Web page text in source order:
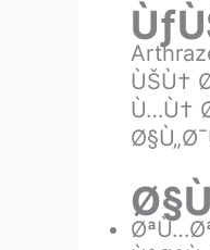
ÙŠÙ†
Ù…Ù†